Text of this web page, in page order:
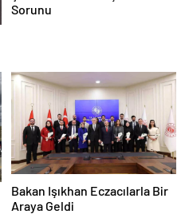
Sorunu
Bakan Işıkhan Eczacılarla Bir
Araya Geldi